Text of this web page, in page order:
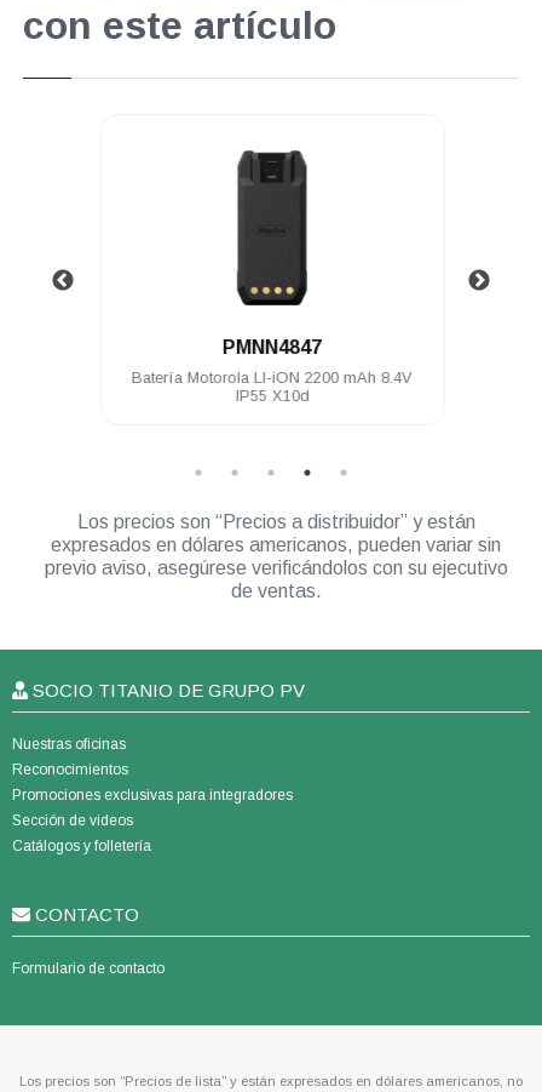
con este artículo
PMNN4847
Batería Motorola LI-iON 2200 mAh 8.4V
IP55 X10d
Los precios son “Precios a distribuidor” y están
expresados en dólares americanos, pueden variar sin
previo aviso, asegúrese verificándolos con su ejecutivo
de ventas.
SOCIO TITANIO DE GRUPO PV
Nuestras oficinas
Reconocimientos
Promociones exclusivas para integradores
Sección de videos
Catálogos y folletería
CONTACTO
Formulario de contacto
Los precios son “Precios de lista” y están expresados en dólares americanos, no